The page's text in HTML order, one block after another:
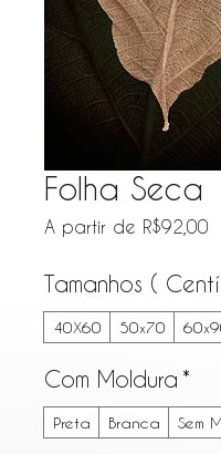
Folha Seca
A partir de R$92,00
Tamanhos (
40X60 50x70
Com Moldura *
Preta Branca Sem